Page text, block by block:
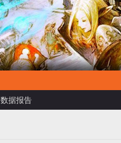
数据报告